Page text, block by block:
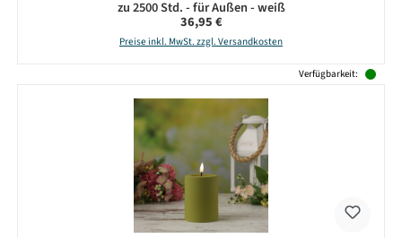
zu 2500 Std. - für Außen - weiß
Regulärer Preis:
36,95 €
Preise inkl. MwSt. zzgl. Versandkosten
Verfügbarkeit: